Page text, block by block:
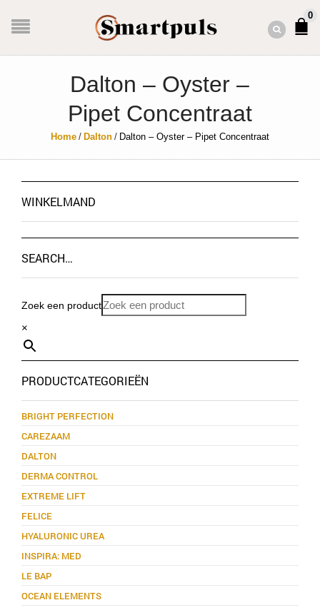
0
Dalton – Oyster –
Pipet Concentraat
Home / Dalton / Dalton – Oyster – Pipet Concentraat
WINKELMAND
SEARCH…
Zoek een product
×
PRODUCTCATEGORIEËN
BRIGHT PERFECTION
CAREZAAM
DALTON
DERMA CONTROL
EXTREME LIFT
FELICE
HYALURONIC UREA
INSPIRA: MED
LE BAP
OCEAN ELEMENTS